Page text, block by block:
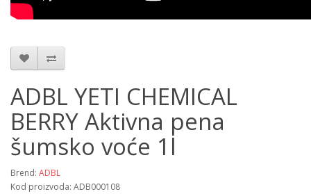
ADBL YETI CHEMICAL
BERRY Aktivna pena
šumsko voće 1l
Brend: ADBL
Kod proizvoda: ADB000108